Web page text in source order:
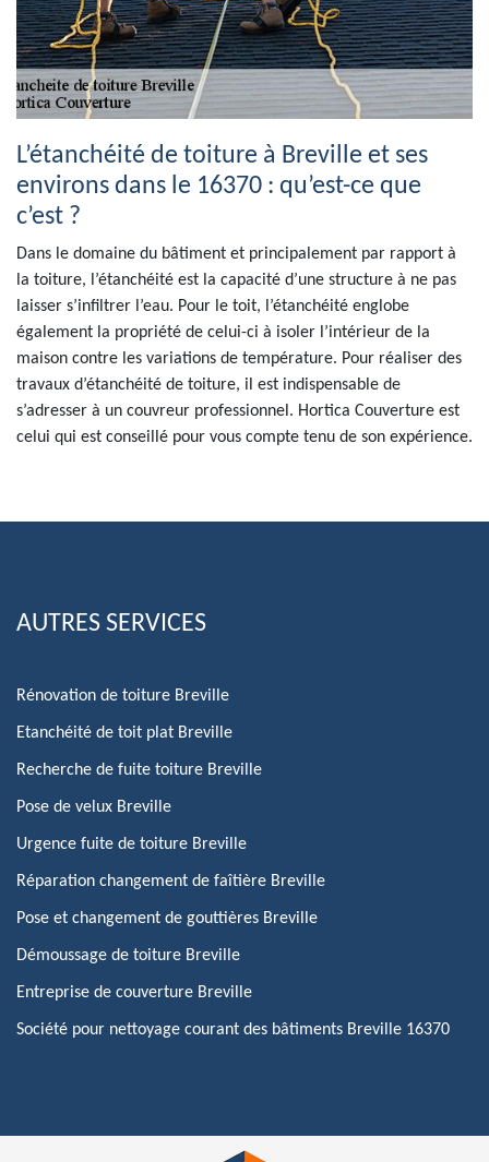
L’étanchéité de toiture à Breville et ses
environs dans le 16370 : qu’est-ce que
c’est ?
Dans le domaine du bâtiment et principalement par rapport à
la toiture, l’étanchéité est la capacité d’une structure à ne pas
laisser s’infiltrer l’eau. Pour le toit, l’étanchéité englobe
également la propriété de celui-ci à isoler l’intérieur de la
maison contre les variations de température. Pour réaliser des
travaux d’étanchéité de toiture, il est indispensable de
s’adresser à un couvreur professionnel. Hortica Couverture est
celui qui est conseillé pour vous compte tenu de son expérience.
AUTRES SERVICES
Rénovation de toiture Breville
Etanchéité de toit plat Breville
Recherche de fuite toiture Breville
Pose de velux Breville
Urgence fuite de toiture Breville
Réparation changement de faîtière Breville
Pose et changement de gouttières Breville
Démoussage de toiture Breville
Entreprise de couverture Breville
Société pour nettoyage courant des bâtiments Breville 16370